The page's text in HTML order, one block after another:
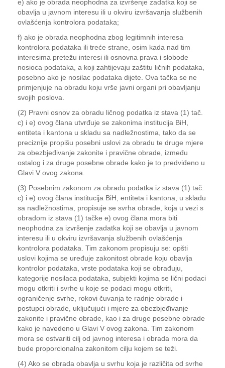
e) ako je obrada neophodna za izvršenje zadatka koji se
obavlja u javnom interesu ili u okviru izvršavanja službenih
ovlašćenja kontrolora podataka;
f) ako je obrada neophodna zbog legitimnih interesa
kontrolora podataka ili treće strane, osim kada nad tim
interesima pretežu interesi ili osnovna prava i slobode
nosioca podataka, a koji zahtijevaju zaštitu ličnih podataka,
posebno ako je nosilac podataka dijete. Ova tačka se ne
primjenjuje na obradu koju vrše javni organi pri obavljanju
svojih poslova.
(2) Pravni osnov za obradu ličnog podatka iz stava (1) tač.
c) i e) ovog člana utvrđuje se zakonima institucija BiH,
entiteta i kantona u skladu sa nadležnostima, tako da se
preciznije propišu posebni uslovi za obradu te druge mjere
za obezbjeđivanje zakonite i pravične obrade, između
ostalog i za druge posebne obrade kako je to predviđeno u
Glavi V ovog zakona.
(3) Posebnim zakonom za obradu podatka iz stava (1) tač.
c) i e) ovog člana institucija BiH, entiteta i kantona, u skladu
sa nadležnostima, propisuje se svrha obrade, koja u vezi s
obradom iz stava (1) tačke e) ovog člana mora biti
neophodna za izvršenje zadatka koji se obavlja u javnom
interesu ili u okviru izvršavanja službenih ovlašćenja
kontrolora podataka. Tim zakonom propisuju se: opšti
uslovi kojima se uređuje zakonitost obrade koju obavlja
kontrolor podataka, vrste podataka koji se obrađuju,
kategorije nosilaca podataka, subjekti kojima se lični podaci
mogu otkriti i svrhe u koje se podaci mogu otkriti,
ograničenje svrhe, rokovi čuvanja te radnje obrade i
postupci obrade, uključujući i mjere za obezbjeđivanje
zakonite i pravične obrade, kao i za druge posebne obrade
kako je navedeno u Glavi V ovog zakona. Tim zakonom
mora se ostvariti cilj od javnog interesa i obrada mora da
bude proporcionalna zakonitom cilju kojem se teži.
(4) Ako se obrada obavlja u svrhu koja je različita od svrhe